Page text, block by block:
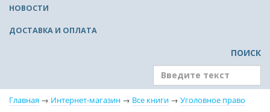
НОВОСТИ
ДОСТАВКА И ОПЛАТА
ПОИСК
Главная → Интернет-магазин → Все книги → Уголовное право